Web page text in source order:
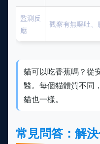
監測反
應
觀察有無嘔吐、
貓可以吃香蕉嗎？從
醫。每個貓體質不同
貓也一樣。
常見問答：解